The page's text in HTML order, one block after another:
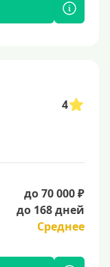
4
до 70 000 ₽
до 168 дней
Среднее